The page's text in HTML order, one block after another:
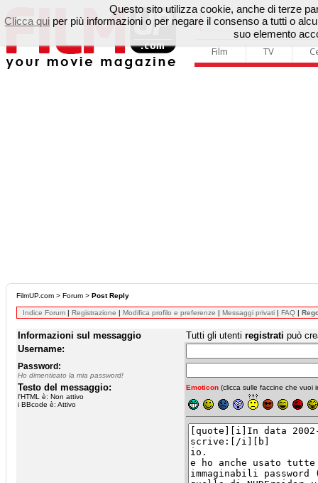
Film TV
FilmUP.com > Forum > Post Reply
Indice Forum | Registrazione | Modifica profilo e preferenze | Messaggi privati | FAQ |
Informazioni sul messaggio Tutti gli utenti registrati può
Username:
Password:
Ho dimenticato la mia password!
Testo del messaggio:
l'HTML è: Non attivo
i BBcode è: Attivo
Emoticon (clicca sulle faccine che vuoi
Questo sito utilizza cookie, anche di terze
Clicca qui per più informazioni o per negare il consenso a tutti o
suo elemento